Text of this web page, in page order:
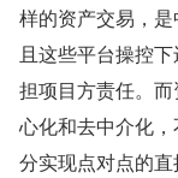
样的资产交易，
且这些平台操控
担项目方责任。
心化和去中介化
分实现点对点的直